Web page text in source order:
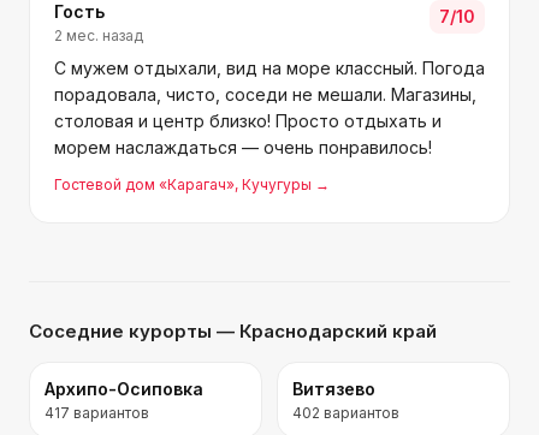
Гость
2 мес. назад
7/10
С мужем отдыхали, вид на море классный. Погода
порадовала, чисто, соседи не мешали. Магазины,
столовая и центр близко! Просто отдыхать и
морем наслаждаться — очень понравилось!
Гостевой дом «Карагач», Кучугуры →
Соседние курорты — Краснодарский край
Архипо-Осиповка
417 вариантов
Витязево
402 вариантов